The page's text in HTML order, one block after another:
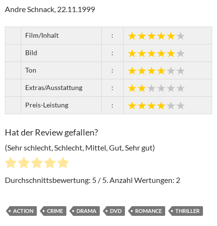
Andre Schnack, 22.11.1999
Film/Inhalt :
Bild :
Ton :
Extras/Ausstattung :
Preis-Leistung :
Hat der Review gefallen?
(Sehr schlecht, Schlecht, Mittel, Gut, Sehr gut)
Durchschnittsbewertung: 5 / 5. Anzahl Wertungen: 2
ACTION CRIME DRAMA DVD ROMANCE THRILLER